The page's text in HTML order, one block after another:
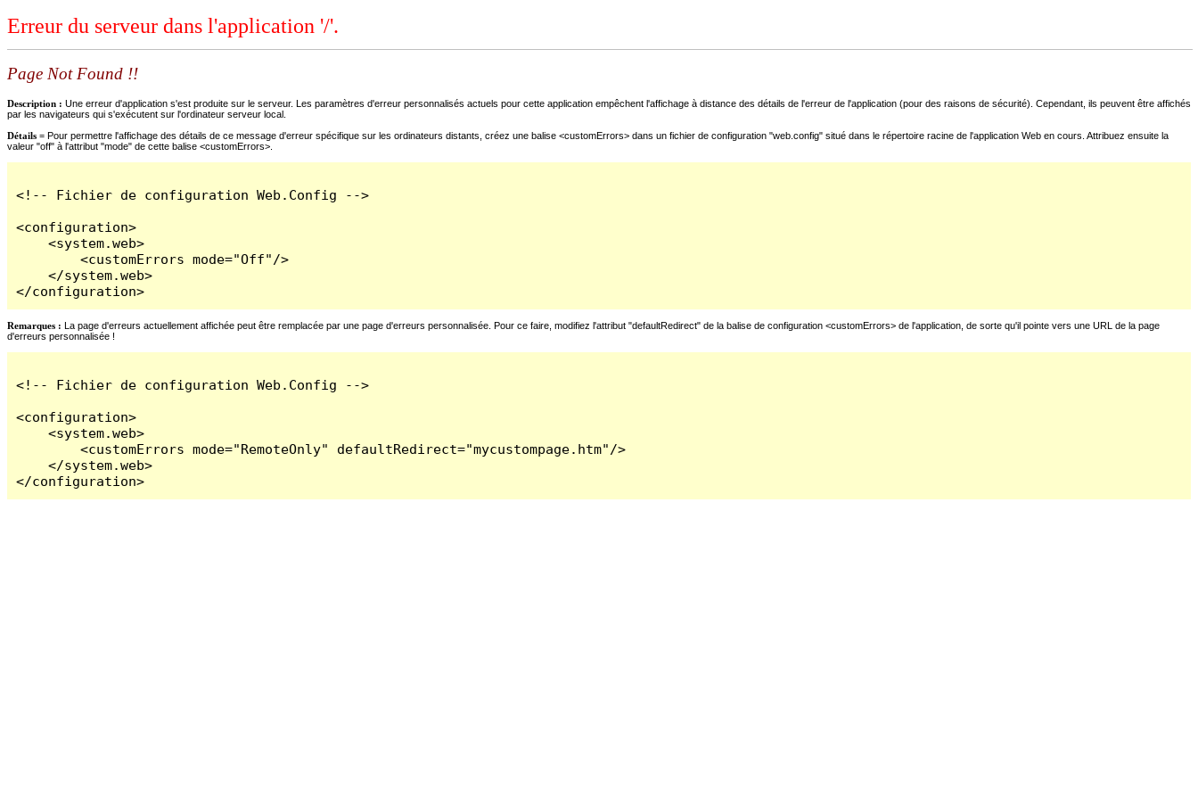
Erreur du serveur dans l'application '/'.
Page Not Found !!
Description : Une erreur d'application s'est produite sur le serveur. Les paramètres d'erreur personnalisés actuels pour cette application empêchent l'affichage à distance des détails de l'erreur de l'application (pour des raisons de sécurité). Cependant, ils peuvent être affichés
par les navigateurs qui s'exécutent sur l'ordinateur serveur local.
Détails = Pour permettre l'affichage des détails de ce message d'erreur spécifique sur les ordinateurs distants, créez une balise <customErrors> dans un fichier de configuration "web.config" situé dans le répertoire racine de l'application Web en cours. Attribuez ensuite la
valeur "off" à l'attribut "mode" de cette balise <customErrors>.
<!-- Fichier de configuration Web.Config -->
<configuration>
    <system.web>
        <customErrors mode="Off"/>
    </system.web>
</configuration>
Remarques : La page d'erreurs actuellement affichée peut être remplacée par une page d'erreurs personnalisée. Pour ce faire, modifiez l'attribut "defaultRedirect" de la balise de configuration <customErrors> de l'application, de sorte qu'il pointe vers une URL de la page
d'erreurs personnalisée !
<!-- Fichier de configuration Web.Config -->
<configuration>
    <system.web>
        <customErrors mode="RemoteOnly" defaultRedirect="mycustompage.htm"/>
    </system.web>
</configuration>